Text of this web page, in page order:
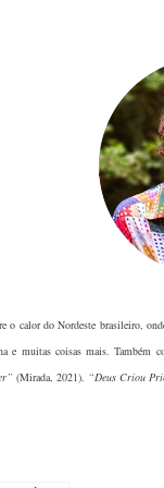
calor do Nordeste brasileiro,
e muitas coisas mais.
(Mirada, 2021). “Deus Criou